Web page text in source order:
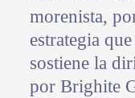
morenista,
estrategia
sostiene la
por Brighite